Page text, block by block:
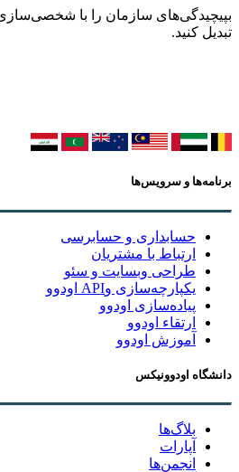
بپیچیدگی‌های سازمان را با
تبدیل کنید.
برنامه‌ها و سرویس‌ها
حسابداری و حسابرسی
ارتباط با مشتریان
طراحی وبسایت و سئو
یکپارچه‌سازی وAPI اودوو
پیاده‌سازی اودوو
ارتقاء اودوو
آموزش اودوو
دانشگاه اودوونیکس
بلاگ‌ها
آپارات
انجمن‌ها